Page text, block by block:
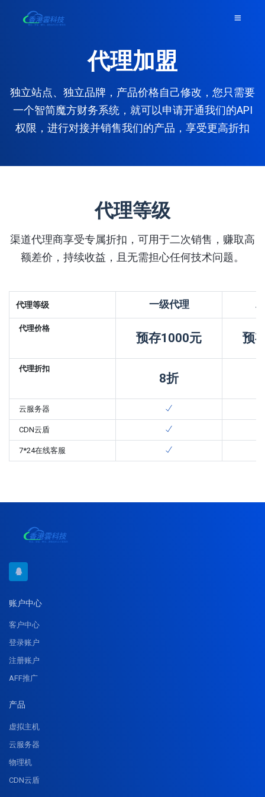
代理加盟
独立站点、独立品牌，产品价格自己修改，您只需要
一个智简魔方财务系统，就可以申请开通我们的API
权限，进行对接并销售我们的产品，享受更高折扣
代理等级
渠道代理商享受专属折扣，可用于二次销售，赚取高
额差价，持续收益，且无需担心任何技术问题。
代理等级 一级代理
代理价格
预存1000元 预
代理折扣
8折
云服务器
CDN云盾
7*24在线客服
账户中心
客户中心
登录账户
注册账户
AFF推广
产品
虚拟主机
云服务器
物理机
CDN云盾